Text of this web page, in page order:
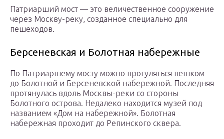
Патриарший мост — это величественное сооружение
через Москву-реку, созданное специально для
пешеходов.
Берсеневская и Болотная набережные
По Патриаршему мосту можно прогуляться пешком
до Болотной и Берсеневской набережной. Последняя
протянулась вдоль Москвы-реки со стороны
Болотного острова. Недалеко находится музей под
названием «Дом на набережной». Болотная
набережная проходит до Репинского сквера.